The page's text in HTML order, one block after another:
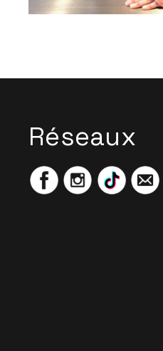
Réseaux